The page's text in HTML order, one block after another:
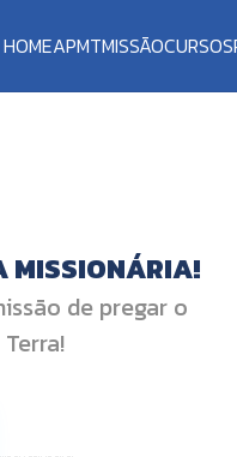
HOMEAPMTMISSÃOCURSOS
MISSIONÁRIA!
de pregar o